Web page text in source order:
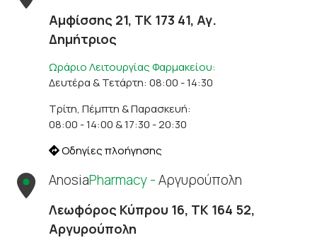
Αμφίσσης 21, ΤΚ 173 41, Αγ.
Δημήτριος
Ωράριο Λειτουργίας Φαρμακείου:
Δευτέρα & Τετάρτη: 08:00 - 14:30
Τρίτη, Πέμπτη & Παρασκευή:
08:00 - 14:00 & 17:30 - 20:30
Οδηγίες πλοήγησης
AnosiaPharmacy -Αργυρούπολη
Λεωφόρος Κύπρου 16, ΤΚ 164 52,
Αργυρούπολη